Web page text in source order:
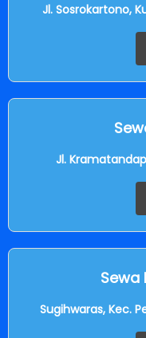
Jl. Sosrokartono,
Jl.
Sewa
Sugihwaras, Kec.